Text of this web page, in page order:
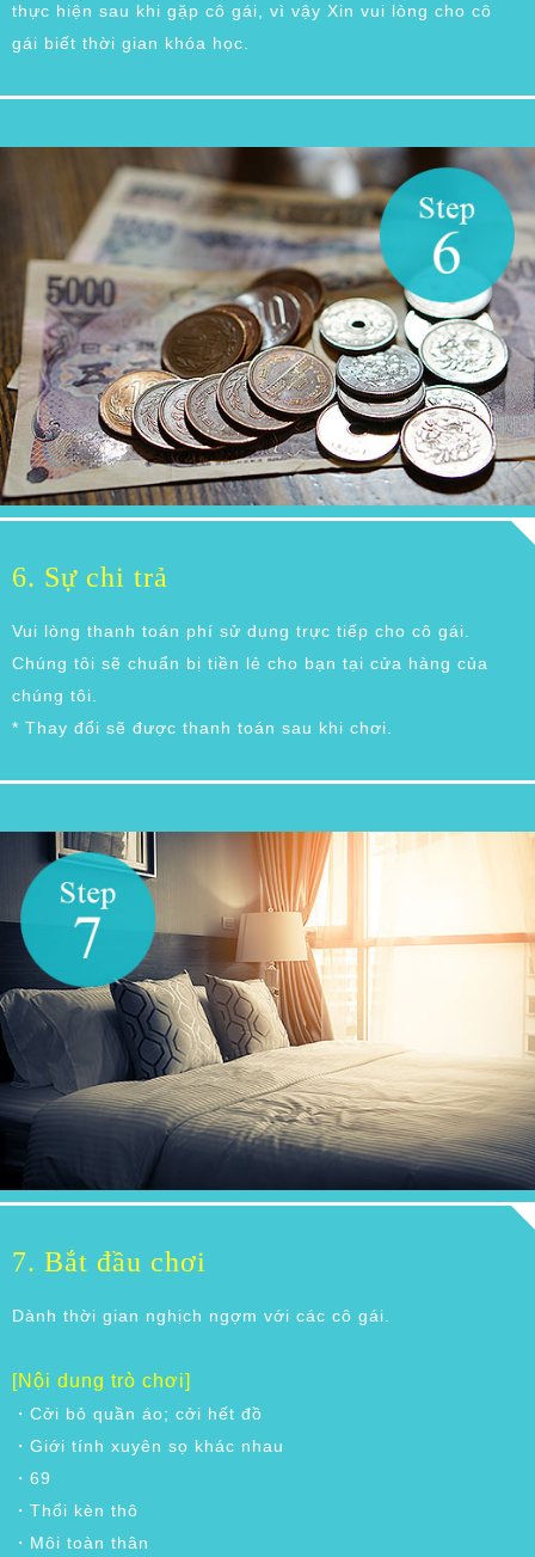
thực hiện sau khi gặp cô gái, vì vậy Xin vui lòng cho cô
gái biết thời gian khóa học.
6. Sự chi trả
Vui lòng thanh toán phí sử dụng trực tiếp cho cô gái.
Chúng tôi sẽ chuẩn bị tiền lẻ cho bạn tại cửa hàng của
chúng tôi.
* Thay đổi sẽ được thanh toán sau khi chơi.
7. Bắt đầu chơi
Dành thời gian nghịch ngợm với các cô gái.
[Nội dung trò chơi]
・Cởi bỏ quần áo; cởi hết đồ
・Giới tính xuyên sọ khác nhau
・69
・Thổi kèn thô
・Môi toàn thân